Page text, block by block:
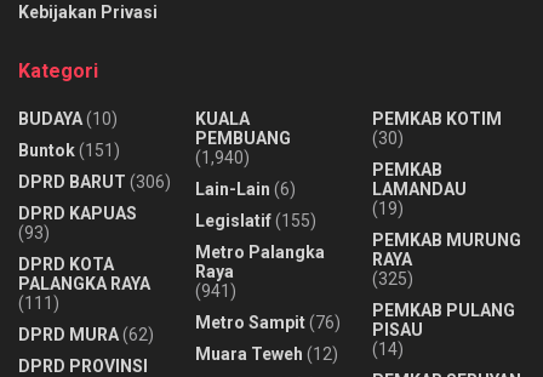
Kebijakan Privasi
Kategori
BUDAYA(10)
Buntok(151)
DPRD BARUT (306)
DPRD KAPUAS
(93)
DPRD KOTA
PALANGKA RAYA
(111)
DPRD MURA(62)
DPRD PROVINSI
KUALA
PEMBUANG
(1,940)
Lain-Lain (6)
Legislatif(155)
Metro Palangka
Raya
(941)
Metro Sampit(76)
Muara Teweh (12)
PEMKAB KOTIM
(30)
PEMKAB
LAMANDAU
(19)
PEMKAB MURUNG
RAYA
(325)
PEMKAB PULANG
PISAU
(14)